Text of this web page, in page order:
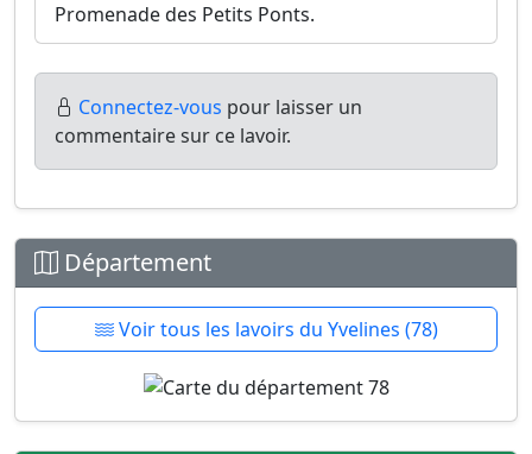
Promenade des Petits Ponts.
Connectez-vous pour laisser un
commentaire sur ce lavoir.
Département
Voir tous les lavoirs du Yvelines (78)